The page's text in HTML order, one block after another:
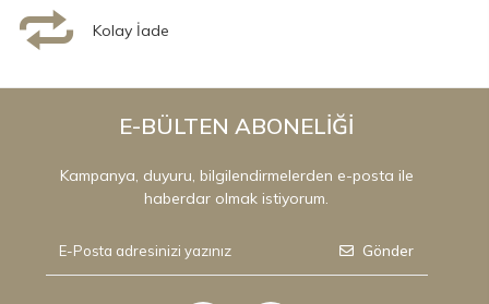
Kolay İade
E-BÜLTEN ABONELİĞİ
Kampanya, duyuru, bilgilendirmelerden e-posta ile
haberdar olmak istiyorum.
Gönder